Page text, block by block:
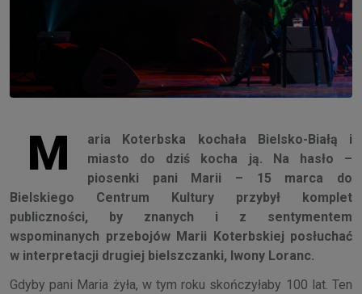
M
aria Koterbska kochała Bielsko-Białą i
miasto do dziś kocha ją. Na hasło –
piosenki pani Marii – 15 marca do
Bielskiego Centrum Kultury przybył komplet
publiczności, by znanych i z sentymentem
wspominanych przebojów Marii Koterbskiej posłuchać
w interpretacji drugiej bielszczanki, Iwony Loranc.
Gdyby pani Maria żyła, w tym roku skończyłaby 100 lat. Ten